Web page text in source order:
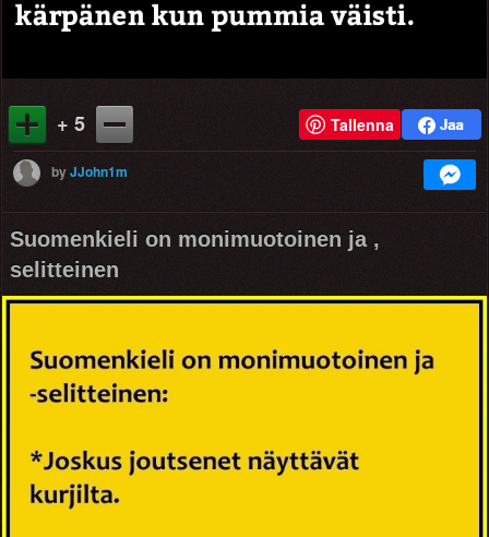
+ 5 Tallenna
byJJohn1m
Suomenkieli on monimuotoinen ja ,
selitteinen